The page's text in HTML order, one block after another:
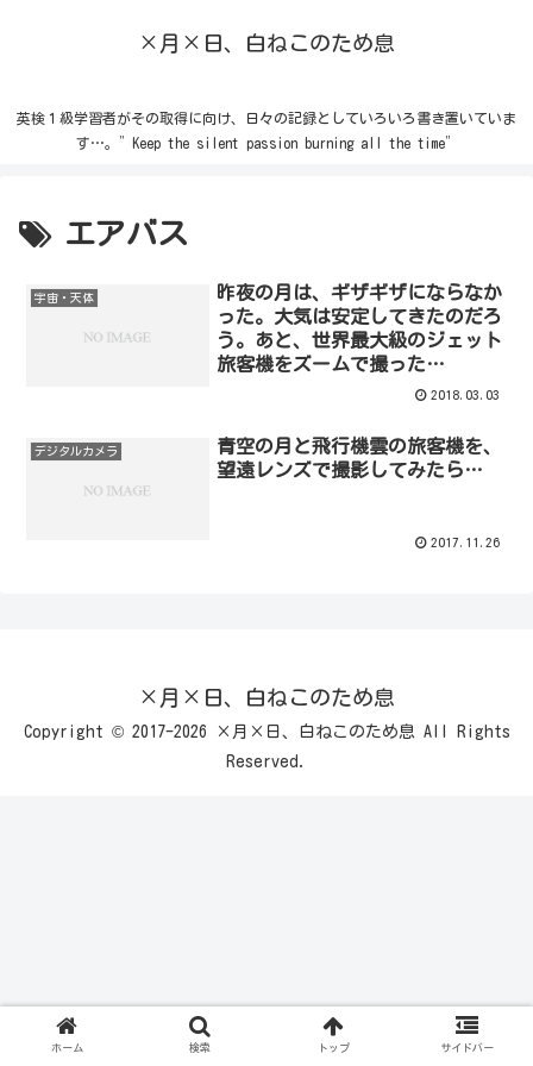
×月×日、白ねこのため息
英検１級学習者がその取得に向け、日々の記録としていろいろ書き置いていま
す…。”Keep the silent passion burning all the time”
エアバス
宇宙・天体
昨夜の月は、ギザギザにならなか
った。大気は安定してきたのだろ
う。あと、世界最大級のジェット
旅客機をズームで撮った…
2018.03.03
デジタルカメラ
青空の月と飛行機雲の旅客機を、
望遠レンズで撮影してみたら…
2017.11.26
×月×日、白ねこのため息
Copyright © 2017-2026 ×月×日、白ねこのため息 All Rights
Reserved.
ホーム 検索 トップ サイドバー